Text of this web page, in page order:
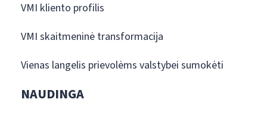
VMI kliento profilis
VMI skaitmeninė transformacija
Vienas langelis prievolėms valstybei sumokėti
NAUDINGA